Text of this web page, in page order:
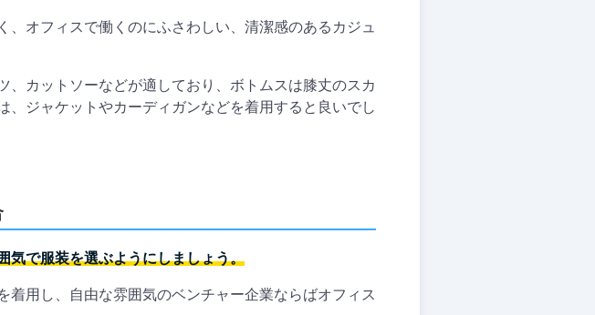
オフィスで働くのにふさわしい、清潔感のあるカジュ
カットソーなどが適しており、ボトムスは膝丈のスカ
ジャケットやカーディガンなどを着用すると良いでし
気で服装を選ぶようにしましょう。
用し、自由な雰囲気のベンチャー企業ならばオフィス